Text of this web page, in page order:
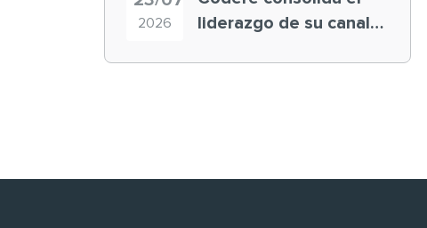
2026
liderazgo de su canal